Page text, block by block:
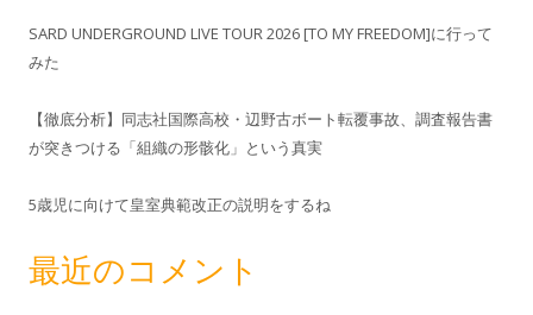
SARD UNDERGROUND LIVE TOUR 2026 [TO MY FREEDOM]に行って
みた
【徹底分析】同志社国際高校・辺野古ボート転覆事故、調査報告書
が突きつける「組織の形骸化」という真実
5歳児に向けて皇室典範改正の説明をするね
最近のコメント